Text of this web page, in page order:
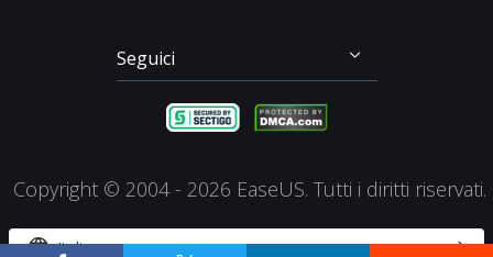
Seguici
  
Copyright © 2004 - 2026 EaseUS. Tutti i diritti riservati.
 Italiano 